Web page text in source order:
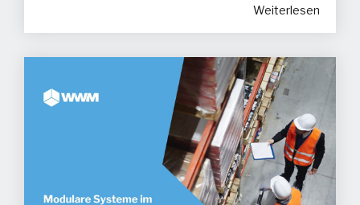
Weiterlesen